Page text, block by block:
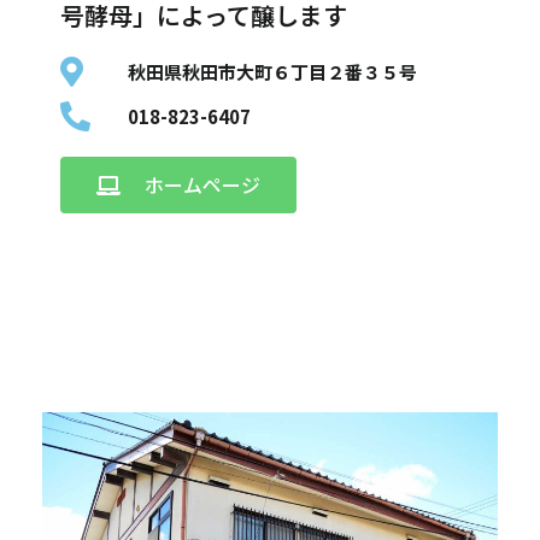
号酵母」によって醸します
秋田県秋田市大町６丁目２番３５号
018-823-6407
ホームページ